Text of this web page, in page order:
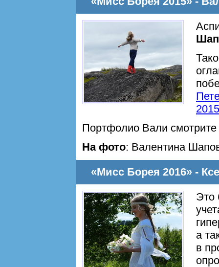
2015
Портфолио Вали смотрите
На фото: Валентина
«Мисс Борея 2016» -
Это
а
в